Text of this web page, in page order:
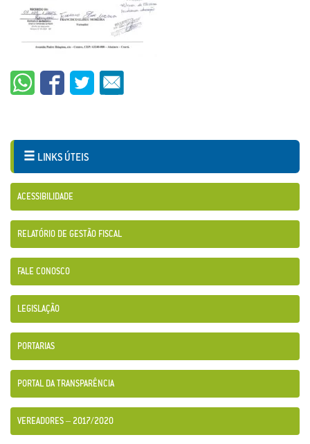
LINKS ÚTEIS
ACESSIBILIDADE
RELATÓRIO DE GESTÃO FISCAL
FALE CONOSCO
LEGISLAÇÃO
PORTARIAS
PORTAL DA TRANSPARÊNCIA
VEREADORES – 2017/2020